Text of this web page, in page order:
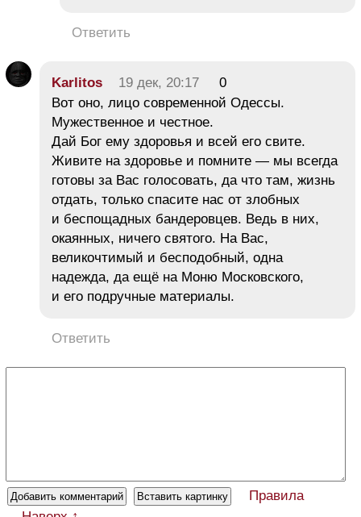
Ответить
Karlitos 19 дек, 20:17
0
Вот оно, лицо современной Одессы.
Мужественное и честное.
Дай Бог ему здоровья и всей его свите.
Живите на здоровье и помните — мы всегда
готовы за Вас голосовать, да что там, жизнь
отдать, только спасите нас от злобных
и беспощадных бандеровцев. Ведь в них,
окаянных, ничего святого. На Вас,
великочтимый и бесподобный, одна
надежда, да ещё на Моню Московского,
и его подручные материалы.
Ответить
Правила